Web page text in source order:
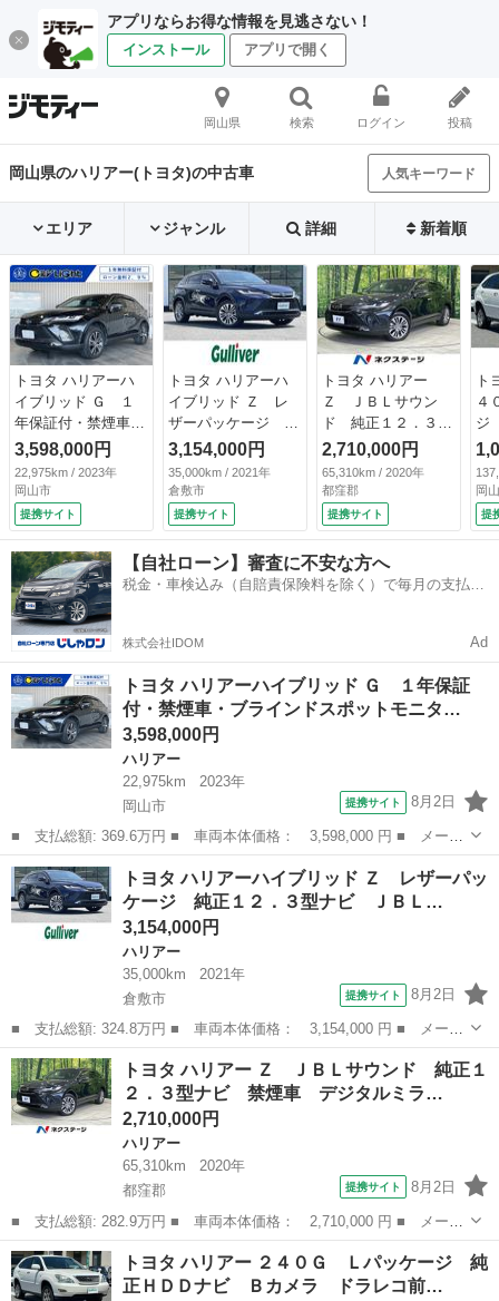
アプリならお得な情報を見逃さない！
インストール アプリで開く
岡山県 検索 ログイン 投稿
岡山県のハリアー(トヨタ)の中古車 人気キーワード
エリア ジャンル 詳細 新着順
トヨタ ハリアーハ
イブリッド Ｇ １
年保証付・禁煙車・
ブラインドスポット
モニター・アクセサ
リーコンセント・新
品タイヤ・純正１２
型ナビ・ＴＶ・Ｂｌ
ｕｅｔｏｏｔｈ・Ｕ
ＳＢ・バックモニタ
ー・トヨタセーフテ
ィ・パワーバックド
ア・前後ドラレコ
（車検整備付）
3,598,000円
22,975km / 2023年
岡山市
提携サイト
トヨタ ハリアーハ
イブリッド Ｚ レ
ザーパッケージ 純
正１２．３型ナビ
ＪＢＬプレミアムサ
ウンド フルセグＴ
Ｖ バックカメラ
レーダークルーズコ
ントロール 衝突軽
減 レーントレーシ
ングアシスト パー
ーキ ＢＳＭ デジ
（なし）
3,154,000円
35,000km / 2021年
倉敷市
提携サイト
トヨタ ハリアー
Ｚ ＪＢＬサウン
ド 純正１２．３型
ナビ 禁煙車 デジ
タルミラー セーフ
ティセンス ブライ
ンドスポット ＬＥ
Ｄヘッドランプ 純
正１９インチアル
ミ クリアランスソ
ナー ドラレコ Ｅ
2,710,000円
65,310km / 2020年
都窪郡
提携サイト
ト
４
ジ
ビ
レ
イ
ー
チ
ア
×
岡
提
【自社ローン】審査に不安な方へ
税金・車検込み（自賠責保険料を除く）で毎月の支払額
株式会社IDOM Ad
トヨタ ハリアーハイブリッド Ｇ １年保証
付・禁煙車・ブラインドスポットモニタ…
3,598,000円
ハリアー
22,975km
2023年
岡山市
提携サイト 8月2日
■ 支払総額: 369.6万円 ■ 車両本体価格： 3,598,000 円 ■ メーカ
ー名： トヨタ ■ 車種名： ハリアーハイブリッド ■ グレード
名： Ｇ １年保証付・禁煙車・ブラインドスポットモニター・アク
セサリーコ...
岡山 岡山市 ハリアー
トヨタ ハリアーハイブリッド Ｚ レザーパッ
ケージ 純正１２．３型ナビ ＪＢＬ…
3,154,000円
ハリアー
35,000km
2021年
倉敷市
提携サイト 8月2日
■ 支払総額: 324.8万円 ■ 車両本体価格： 3,154,000 円 ■ メーカ
ー名： トヨタ ■ 車種名： ハリアーハイブリッド ■ グレード
名： Ｚ レザーパッケージ 純正１２．３型ナビ ＪＢＬプレミア
ムサウンド...
岡山 倉敷市 ハリアー
トヨタ ハリアー Ｚ ＪＢＬサウンド 純正１
２．３型ナビ 禁煙車 デジタルミラ…
2,710,000円
ハリアー
65,310km
2020年
都窪郡
提携サイト 8月2日
■ 支払総額: 282.9万円 ■ 車両本体価格： 2,710,000 円 ■ メーカ
ー名： トヨタ ■ 車種名： ハリアー ■ グレード名： Ｚ ＪＢ
Ｌサウンド 純正１２．３型ナビ 禁煙車 デジタルミラー セーフ
ティセン...
岡山 都窪郡 ハリアー
トヨタ ハリアー ２４０Ｇ Ｌパッケージ 純
正ＨＤＤナビ Ｂカメラ ドラレコ前…